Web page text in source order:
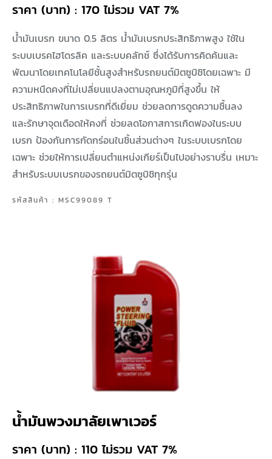
ราคา (บาท) : 170 ไม่รวม VAT 7%
น้ำมันเบรก ขนาด 0.5 ลิตร น้ำมันเบรกประสิทธิภาพสูง ใช้ใน
ระบบเบรคไฮโดรลิค และระบบคลัทช์ ซึ่งได้รับการคิดค้นและ
พัฒนาโดยเทคโนโลยีชั้นสูงสำหรับรถยนต์มิตซูบิชิโดยเฉพาะ มี
ความหนืดคงที่ไม่เปลี่ยนแปลงตามอุณหภูมิที่สูงขึ้น ให้
ประสิทธิภาพในการเบรกที่ดีเยี่ยม ช่วยลดการดูดความชื้นลง
และรักษาจุดเดือดให้คงที่ ช่วยลดโอกาสการเกิดฟองในระบบ
เบรก ป้องกันการกัดกร่อนในชิ้นส่วนต่างๆ ในระบบเบรกโดย
เฉพาะ ช่วยให้การเปลี่ยนตำแหน่งเกียร์เป็นไปอย่างราบรื่น เหมาะ
สำหรับระบบเบรกของรถยนต์มิตซูบิชิทุกรุ่น
รหัสสินค้า : MSC99089 T
น้ำมันพวงมาลัยเพาเวอร์
ราคา (บาท) : 110 ไม่รวม VAT 7%